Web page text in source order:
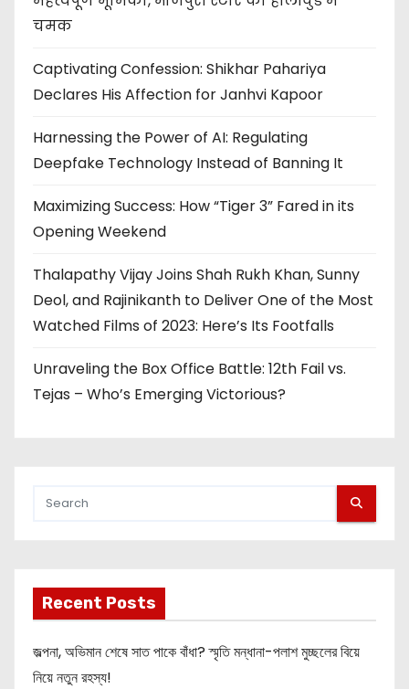
चमक
Captivating Confession: Shikhar Pahariya
Declares His Affection for Janhvi Kapoor
Harnessing the Power of AI: Regulating
Deepfake Technology Instead of Banning It
Maximizing Success: How “Tiger 3” Fared in its
Opening Weekend
Thalapathy Vijay Joins Shah Rukh Khan, Sunny
Deol, and Rajinikanth to Deliver One of the Most
Watched Films of 2023: Here’s Its Footfalls
Unraveling the Box Office Battle: 12th Fail vs.
Tejas – Who’s Emerging Victorious?
Recent Posts
জল্পনা, অভিমান শেষে সাত পাকে বাঁধা? স্মৃতি মন্ধানা-পলাশ মুচ্ছলের বিয়ে
নিয়ে নতুন রহস্য!